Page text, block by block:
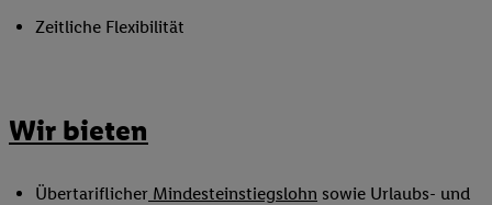
Zeitliche Flexibilität
Wir bieten
Übertariflicher Mindesteinstiegslohn sowie Urlaubs- und